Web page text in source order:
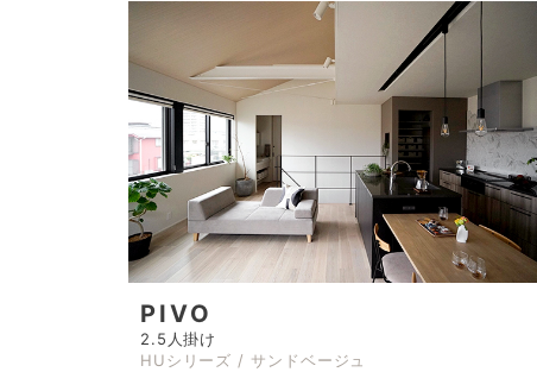
PIVO
2.5人掛け
HUシリーズ / サンドベージュ